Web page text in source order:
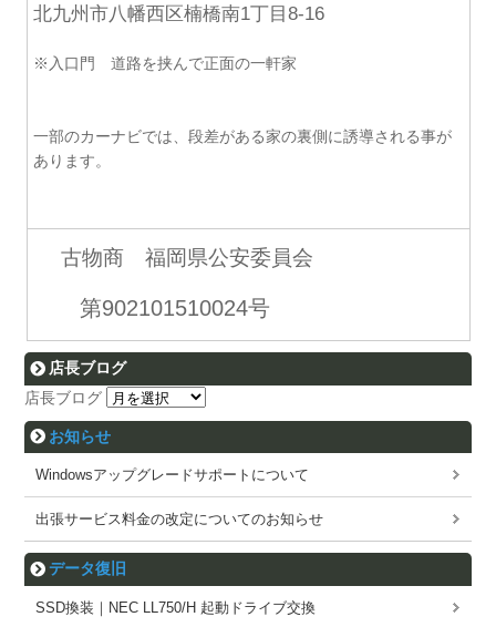
北九州市八幡西区楠橋南1丁目8-16
※入口門 道路を挟んで正面の一軒家
一部のカーナビでは、段差がある家の裏側に誘導される事が
あります。
古物商 福岡県公安委員会
第902101510024号
店長ブログ
店長ブログ
お知らせ
Windowsアップグレードサポートについて
出張サービス料金の改定についてのお知らせ
データ復旧
SSD換装｜NEC LL750/H 起動ドライブ交換